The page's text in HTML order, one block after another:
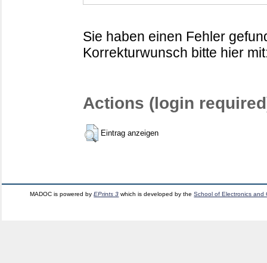
Sie haben einen Fehler
Korrekturwunsch bitte hier
Actions (login
Eintrag anzeigen
MADOC is powered byEPrints 3 which is developed by theSchool of Electronics and